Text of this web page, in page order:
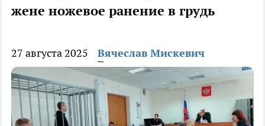
жене ножевое ранение в грудь
27 августа 2025 Вячеслав Мискевич